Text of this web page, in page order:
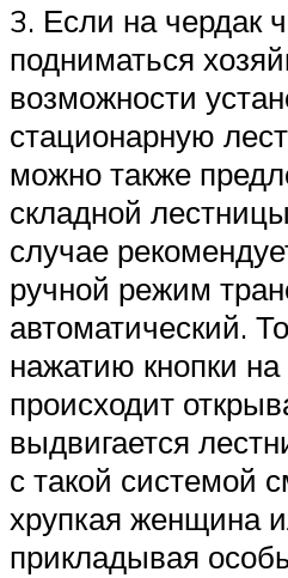
3. Если на чердак
подниматься
возможности
стационарную
можно также
складной
случае
ручной режим
автоматический.
нажатию кнопки на
происходит
выдвигается
с такой системой
хрупкая женщина
прикладывая